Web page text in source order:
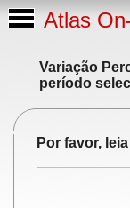
Atlas
Variação
período
Por favor,